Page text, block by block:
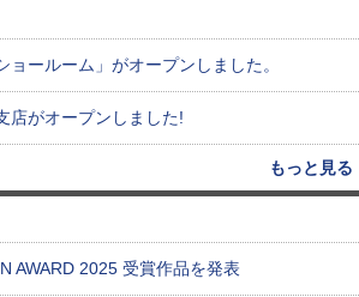
ョールーム」がオープンしました。
店がオープンしました!
もっと見る
AWARD 2025 受賞作品を発表